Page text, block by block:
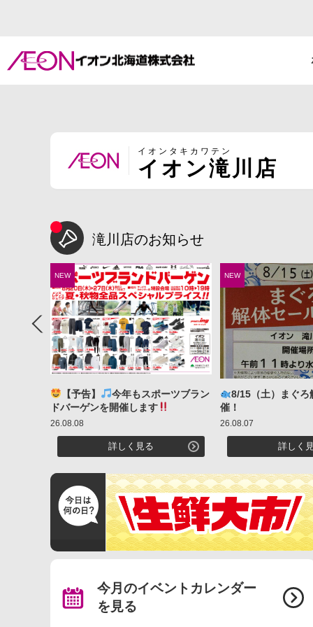
イオンタキカワテン
イオン滝川店
滝川店のお知らせ
Previous
NEW
【予告】
今年もスポーツブラン
ドバーゲンを開催します
26.08.08
詳しく見る
NEW
8/15（土）まぐろ
催！
26.08.07
詳しく
今月のイベントカレンダー
を見る